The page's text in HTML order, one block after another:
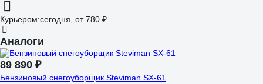
Курьером:сегодня, от 780 ₽
Аналоги
89 890 ₽
Бензиновый снегоуборщик Steviman SX-61